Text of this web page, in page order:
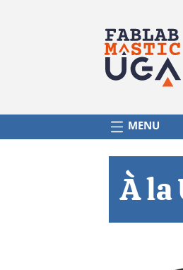
NAVIGATION MENU
À la